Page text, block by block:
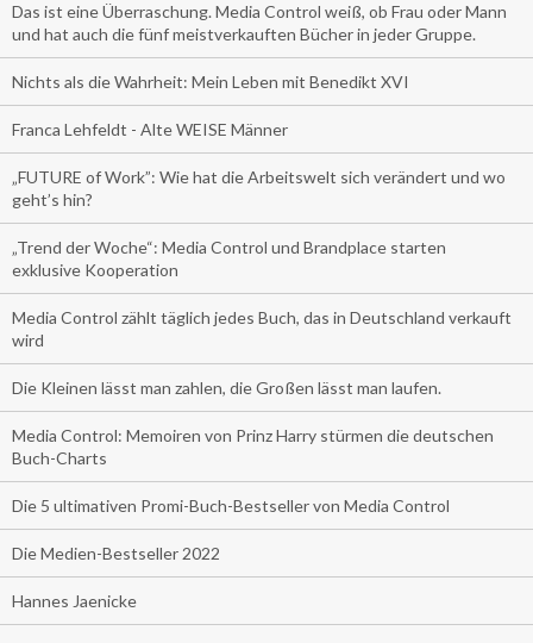
Das ist eine Überraschung. Media Control weiß, ob Frau oder Mann
und hat auch die fünf meistverkauften Bücher in jeder Gruppe.
Nichts als die Wahrheit: Mein Leben mit Benedikt XVI
Franca Lehfeldt - Alte WEISE Männer
„FUTURE of Work”: Wie hat die Arbeitswelt sich verändert und wo
geht’s hin?
„Trend der Woche“: Media Control und Brandplace starten
exklusive Kooperation
Media Control zählt täglich jedes Buch, das in Deutschland verkauft
wird
Die Kleinen lässt man zahlen, die Großen lässt man laufen.
Media Control: Memoiren von Prinz Harry stürmen die deutschen
Buch-Charts
Die 5 ultimativen Promi-Buch-Bestseller von Media Control
Die Medien-Bestseller 2022
Hannes Jaenicke